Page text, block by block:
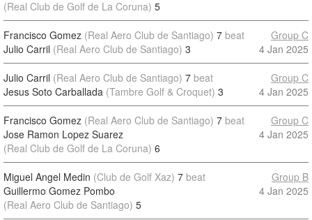
(Real Club de Golf de La Coruna) 5
Francisco Gomez (Real Aero Club de Santiago) 7 beat
Julio Carril (Real Aero Club de Santiago) 3
Group C
4 Jan 2025
Julio Carril (Real Aero Club de Santiago) 7 beat
Jesus Soto Carballada (Tambre Golf & Croquet) 3
Group C
4 Jan 2025
Francisco Gomez (Real Aero Club de Santiago) 7 beat
Jose Ramon Lopez Suarez
(Real Club de Golf de La Coruna) 6
Group C
4 Jan 2025
Miguel Angel Medin (Club de Golf Xaz) 7 beat
Guillermo Gomez Pombo
(Real Aero Club de Santiago) 5
Group B
4 Jan 2025